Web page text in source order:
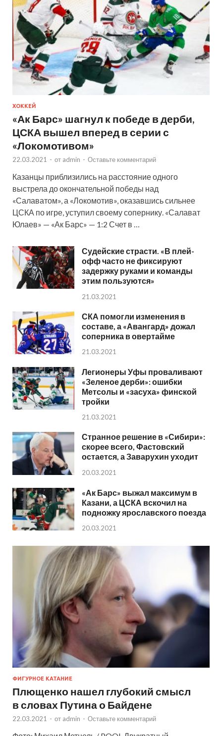
ХОККЕЙ
«Ак Барс» шагнул к победе в дерби,
ЦСКА вышел вперед в серии с
«Локомотивом»
22.03.2021 - от admin - Оставьте комментарий
Казанцы приблизились на расстояние одного
выстрела до окончательной победы над
«Салаватом», а «Локомотив», оказавшись сильнее
ЦСКА по игре, уступил своему сопернику. «Салават
Юлаев» — «Ак Барс» — 1:2 Счет в …
Судейские страсти. «В плей-
офф часто не фиксируют
задержку руками и команды
этим пользуются»
21.03.2021
СКА помогли изменения в
составе, а «Авангард» дожал
соперника в овертайме
21.03.2021
Легионеры Уфы проваливают
«Зеленое дерби»: ошибки
Метсолы и «засуха» финской
тройки
21.03.2021
Странное решение в «Сибири»:
скорее всего, Фастовский
остается, а Заварухин уходит
20.03.2021
«Ак Барс» выжал максимум в
Казани, а ЦСКА вскочил на
подножку ярославского поезда
20.03.2021
ФИГУРНОЕ КАТАНИЕ
Плющенко нашел глубокий смысл
в словах Путина о Байдене
22.03.2021 - от admin - Оставьте комментарий